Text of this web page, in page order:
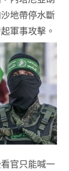
地帶停水斷
軍事攻擊。
官只能喊一